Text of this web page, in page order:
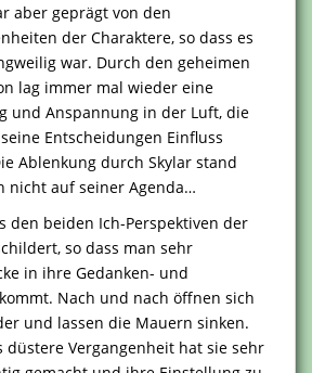
aber geprägt von den
der Charaktere, so dass es
war. Durch den geheimen
lag immer mal wieder eine
und Anspannung in der Luft, die
Entscheidungen Einfluss
Ablenkung durch Skylar stand
nicht auf seiner Agenda…
den beiden Ich-Perspektiven der
so dass man sehr
in ihre Gedanken- und
Nach und nach öffnen sich
und lassen die Mauern sinken.
düstere Vergangenheit hat sie sehr